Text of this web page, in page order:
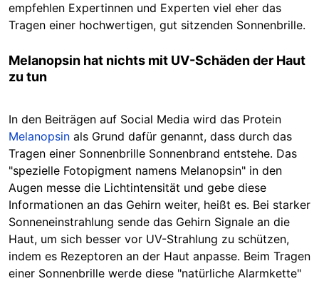
empfehlen Expertinnen und Experten viel eher das
Tragen einer hochwertigen, gut sitzenden Sonnenbrille.
Melanopsin hat nichts mit UV-Schäden der Haut
zu tun
In den Beiträgen auf Social Media wird das Protein
Melanopsin als Grund dafür genannt, dass durch das
Tragen einer Sonnenbrille Sonnenbrand entstehe. Das
"spezielle Fotopigment namens Melanopsin" in den
Augen messe die Lichtintensität und gebe diese
Informationen an das Gehirn weiter, heißt es. Bei starker
Sonneneinstrahlung sende das Gehirn Signale an die
Haut, um sich besser vor UV-Strahlung zu schützen,
indem es Rezeptoren an der Haut anpasse. Beim Tragen
einer Sonnenbrille werde diese "natürliche Alarmkette"